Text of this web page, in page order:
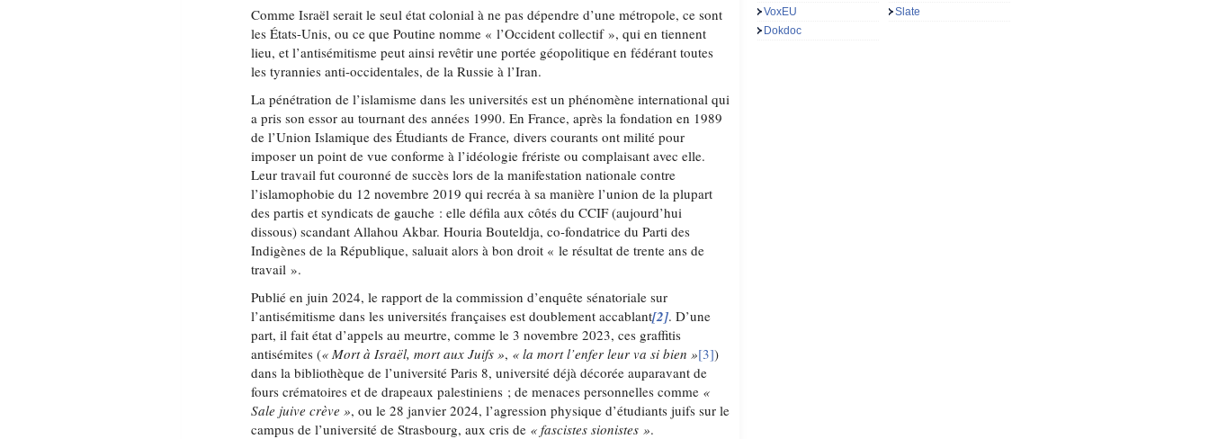
Comme Israël serait le seul état colonial à ne pas dépendre d’une métropole, ce sont
les États-Unis, ou ce que Poutine nomme « l’Occident collectif », qui en tiennent
lieu, et l’antisémitisme peut ainsi revêtir une portée géopolitique en fédérant toutes
les tyrannies anti-occidentales, de la Russie à l’Iran.
La pénétration de l’islamisme dans les universités est un phénomène international qui
a pris son essor au tournant des années 1990. En France, après la fondation en 1989
de l’Union Islamique des Étudiants de France,divers courants ont milité pour
imposer un point de vue conforme à l’idéologie frériste ou complaisant avec elle.
Leur travail fut couronné de succès lors de la manifestation nationale contre
l’islamophobie du 12 novembre 2019 qui recréa à sa manière l’union de la plupart
des partis et syndicats de gauche : elle défila aux côtés du CCIF (aujourd’hui
dissous) scandant Allahou Akbar. Houria Bouteldja, co-fondatrice du Parti des
Indigènes de la République, saluait alors à bon droit « le résultat de trente ans de
travail ».
Publié en juin 2024, le rapport de la commission d’enquête sénatoriale sur
l’antisémitisme dans les universités françaises est doublement accablant[2]. D’une
part, il fait état d’appels au meurtre, comme le 3 novembre 2023, ces graffitis
antisémites (« Mort à Israël, mort aux Juifs », « la mort l’enfer leur va si bien »[3])
dans la bibliothèque de l’université Paris 8, université déjà décorée auparavant de
fours crématoires et de drapeaux palestiniens ; de menaces personnelles comme «
Sale juive crève », ou le 28 janvier 2024, l’agression physique d’étudiants juifs sur le
campus de l’université de Strasbourg, aux cris de « fascistes sionistes ».
VoxEU
Slate
Dokdoc